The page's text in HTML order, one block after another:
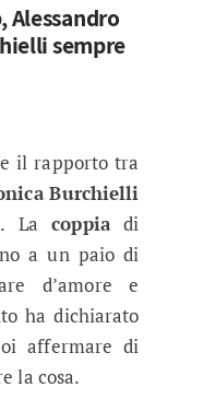
Alessandro
sempre
il rapporto tra
Burchielli
Lacoppiadi
a un paio di
d’amore e
ha dichiarato
affermare di
la cosa.